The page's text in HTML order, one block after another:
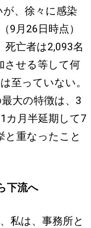
、徐々に感染
9月26日時点）
死亡者は2,093名
させる等して何
至っていない。
大の特徴は、3
カ月半延期して7
と重なったこと
下流へ
私は、事務所と